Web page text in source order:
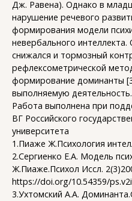
Дж. Равена). Однако в
нарушение речевого
формирования модели
невербального
снижался и тормозный
рефлексометрической
формирование доминанты
выполняемую деятельность.
Работа выполнена при
ВГ Российского
университета
1.Пиаже Ж.Психология
2.Сергиенко Е.А. Модель
Ж.Пиаже.Психол Иссл.
https://doi.org/10.54359/
3.Ухтомский А.А.